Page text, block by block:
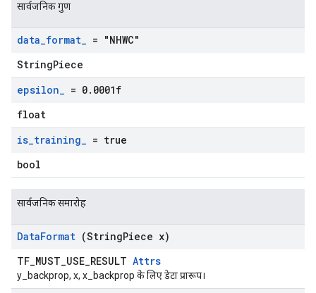
सार्वजनिक गुण
data_format_ = "NHWC"
StringPiece
epsilon_ = 0. 0001f
float
is_training_ = true
bool
सार्वजनिक समारोह
DataFormat (StringPiece x)
TF_MUST_USE_RESULT Attrs
y_backprop, x, x_backprop के लिए डेटा प्रारूप।